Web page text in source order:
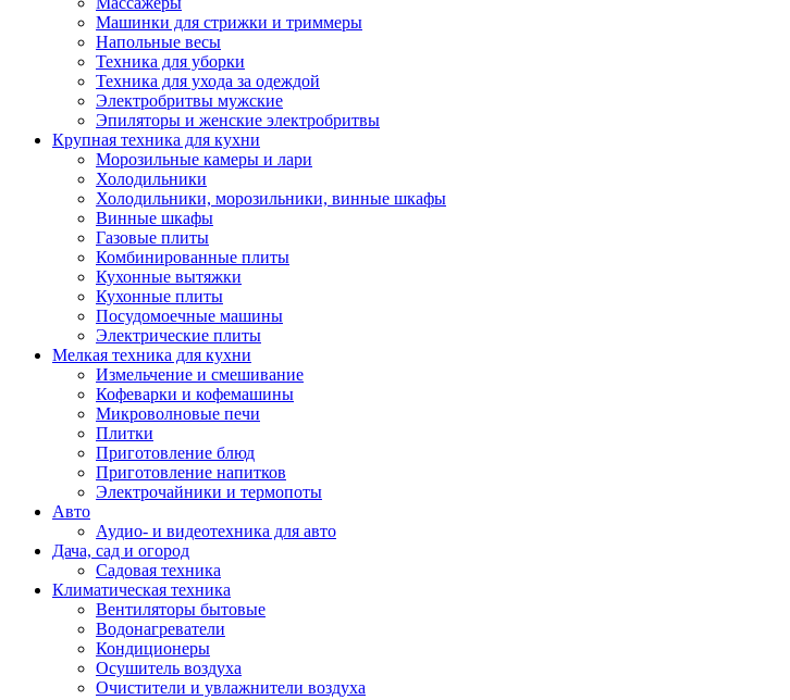
Машинки для стрижки и триммеры
Напольные весы
Техника для уборки
Техника для ухода за одеждой
Электробритвы мужские
Эпиляторы и женские электробритвы
Крупная техника для кухни
Морозильные камеры и лари
Холодильники
Холодильники, морозильники, винные шкафы
Винные шкафы
Газовые плиты
Комбинированные плиты
Кухонные вытяжки
Кухонные плиты
Посудомоечные машины
Электрические плиты
Мелкая техника для кухни
Измельчение и смешивание
Кофеварки и кофемашины
Микроволновые печи
Плитки
Приготовление блюд
Приготовление напитков
Электрочайники и термопоты
Авто
Аудио- и видеотехника для авто
Дача, сад и огород
Садовая техника
Климатическая техника
Вентиляторы бытовые
Водонагреватели
Кондиционеры
Осушитель воздуха
Очистители и увлажнители воздуха